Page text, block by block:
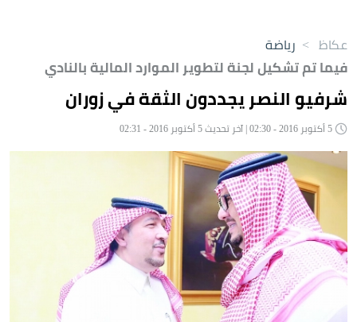
عكاظ > رياضة
فيما تم تشكيل لجنة لتطوير الموارد المالية بالنادي
شرفيو النصر يجددون الثقة في زوران